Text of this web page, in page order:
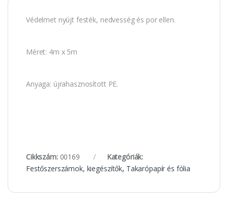
Védelmet nyújt festék, nedvesség és por ellen.
Méret: 4m x 5m
Anyaga: újrahasznosított PE.
Cikkszám: 00169
Kategóriák:
Festőszerszámok, kiegészítők, Takarópapír és fólia